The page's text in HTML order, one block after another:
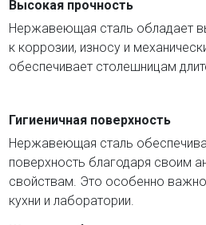
Высокая прочность
Нержавеющая сталь обладает
к коррозии, износу и
обеспечивает столешницам
Гигиеничная поверхность
Нержавеющая сталь
поверхность благодаря своим
свойствам. Это особенно важно
кухни и лаборатории.